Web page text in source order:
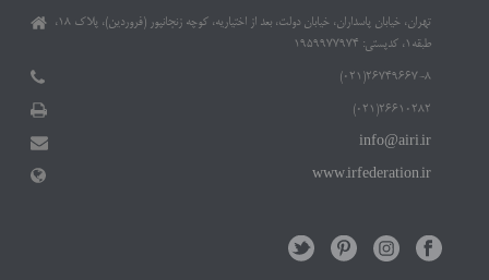
تهران، خیابان پاسداران، خیابان دولت، بعد از اختیاریه، کوچه زنجانپور (فروردین)، پلاک ۱۸،
طبقه۱، کدپستی: ۱۹۵۹۹۷۷۹۷۴
۲۶۷۴۹۶۶۷-۸(۰۲۱)
۲۶۶۱۰۲۸۲(۰۲۱)
info@airi.ir
www.irfederation.ir